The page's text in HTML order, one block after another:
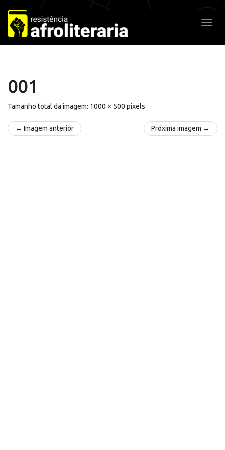
Pular
para
o
conteúdo
001
Tamanho total da imagem: 1000 × 500 pixels
← Imagem anterior Próxima imagem →